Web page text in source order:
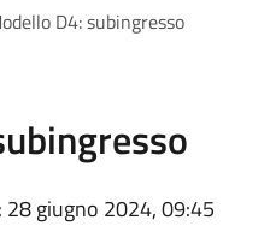
D4: subingresso
: 28 giugno 2024, 09:45